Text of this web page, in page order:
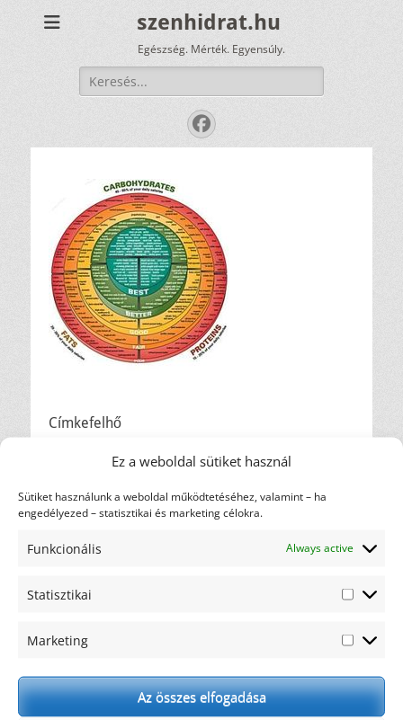
Ez a weboldal sütiket használ
Sütiket használunk a weboldal működtetéséhez, valamint – ha
engedélyezed – statisztikai és marketing célokra.
Funkcionális Always active
Statisztikai
Marketing
Az összes elfogadása
szenhidrat.hu
Egészség. Mérték. Egyensúly.
Keresés:
Facebook
Címkefelhő
ajánlás csicsóka diéta
elakadás gasztronómia hulladék háztartás karfiol
motiváció
rostok
élelmi rost
Legutóbbi bejegyzések